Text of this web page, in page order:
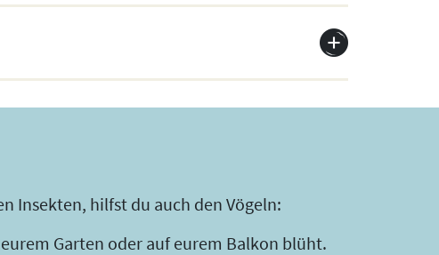
Insekten, hilfst du auch den Vögeln:
Garten oder auf eurem Balkon blüht.